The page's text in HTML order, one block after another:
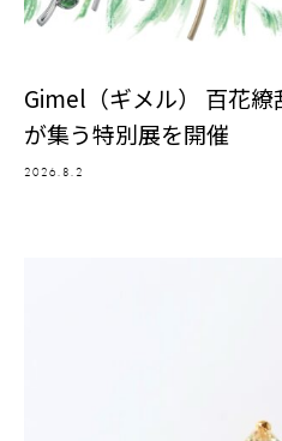
Gimel（ギメル） 百花
が集う特別展を開催
2026.8.2